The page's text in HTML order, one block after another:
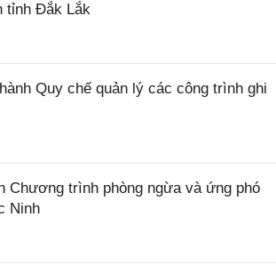
tỉnh Đắk Lắk
Quy chế quản lý các công trình ghi
Chương trình phòng ngừa và ứng phó
Ninh